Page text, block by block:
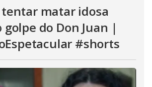
tentar matar idosa
golpe do Don Juan |
#shorts